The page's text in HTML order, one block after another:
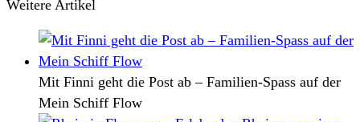
Weitere Artikel
Mit Finni geht die Post ab – Familien-Spass auf der
Mein Schiff Flow